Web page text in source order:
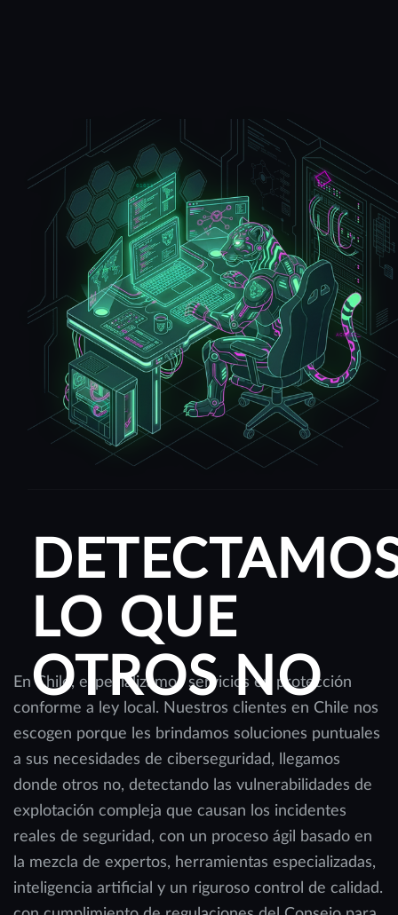
LO QUE
OTROS NO
En Chile, especializamos servicios en protección
conforme a ley local. Nuestros clientes en Chile nos
escogen porque les brindamos soluciones puntuales
a sus necesidades de ciberseguridad, llegamos
donde otros no, detectando las vulnerabilidades de
explotación compleja que causan los incidentes
reales de seguridad, con un proceso ágil basado en
la mezcla de expertos, herramientas especializadas,
inteligencia artificial y un riguroso control de calidad.